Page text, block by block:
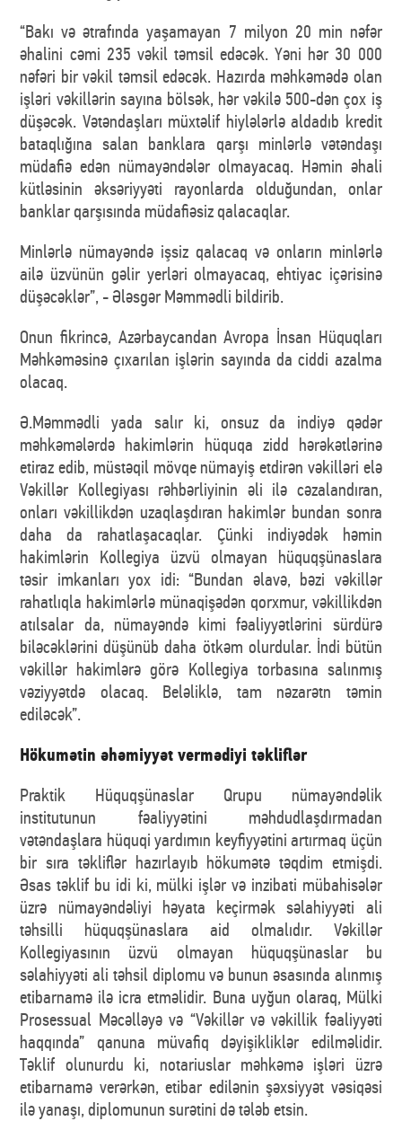
“Bakı və ətrafında yaşamayan 7 milyon 20 min nəfər
əhalini cəmi 235 vəkil təmsil edəcək. Yəni hər 30 000
nəfəri bir vəkil təmsil edəcək. Hazırda məhkəmədə olan
işləri vəkillərin sayına bölsək, hər vəkilə 500-dən çox iş
düşəcək. Vətəndaşları müxtəlif hiylələrlə aldadıb kredit
bataqlığına salan banklara qarşı minlərlə vətəndaşı
müdafiə edən nümayəndələr olmayacaq. Həmin əhali
kütləsinin əksəriyyəti rayonlarda olduğundan, onlar
banklar qarşısında müdafiəsiz qalacaqlar.
Minlərlə nümayəndə işsiz qalacaq və onların minlərlə
ailə üzvünün gəlir yerləri olmayacaq, ehtiyac içərisinə
düşəcəklər”, - Ələsgər Məmmədli bildirib.
Onun fikrincə, Azərbaycandan Avropa İnsan Hüquqları
Məhkəməsinə çıxarılan işlərin sayında da ciddi azalma
olacaq.
Ə.Məmmədli yada salır ki, onsuz da indiyə qədər
məhkəmələrdə hakimlərin hüquqa zidd hərəkətlərinə
etiraz edib, müstəqil mövqe nümayiş etdirən vəkilləri elə
Vəkillər Kollegiyası rəhbərliyinin əli ilə cəzalandıran,
onları vəkillikdən uzaqlaşdıran hakimlər bundan sonra
daha da rahatlaşacaqlar. Çünki indiyədək həmin
hakimlərin Kollegiya üzvü olmayan hüquqşünaslara
təsir imkanları yox idi: “Bundan əlavə, bəzi vəkillər
rahatlıqla hakimlərlə münaqişədən qorxmur, vəkillikdən
atılsalar da, nümayəndə kimi fəaliyyətlərini sürdürə
biləcəklərini düşünüb daha ötkəm olurdular. İndi bütün
vəkillər hakimlərə görə Kollegiya torbasına salınmış
vəziyyətdə olacaq. Beləliklə, tam nəzarətn təmin
ediləcək”.
Hökumətin əhəmiyyət vermədiyi təkliflər
Praktik Hüquqşünaslar Qrupu nümayəndəlik
institutunun fəaliyyətini məhdudlaşdırmadan
vətəndaşlara hüquqi yardımın keyfiyyətini artırmaq üçün
bir sıra təkliflər hazırlayıb hökumətə təqdim etmişdi.
Əsas təklif bu idi ki, mülki işlər və inzibati mübahisələr
üzrə nümayəndəliyi həyata keçirmək səlahiyyəti ali
təhsilli hüquqşünaslara aid olmalıdır. Vəkillər
Kollegiyasının üzvü olmayan hüquqşünaslar bu
səlahiyyəti ali təhsil diplomu və bunun əsasında alınmış
etibarnamə ilə icra etməlidir. Buna uyğun olaraq, Mülki
Prosessual Məcəlləyə və “Vəkillər və vəkillik fəaliyyəti
haqqında” qanuna müvafiq dəyişikliklər edilməlidir.
Təklif olunurdu ki, notariuslar məhkəmə işləri üzrə
etibarnamə verərkən, etibar edilənin şəxsiyyət vəsiqəsi
ilə yanaşı, diplomunun surətini də tələb etsin.